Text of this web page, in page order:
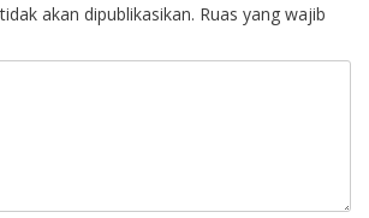
akan dipublikasikan. Ruas yang wajib